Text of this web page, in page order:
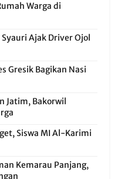
Warga di
Ajak Driver Ojol
Gresik Bagikan Nasi
Jatim, Bakorwil
Siswa MI Al-Karimi
Kemarau Panjang,